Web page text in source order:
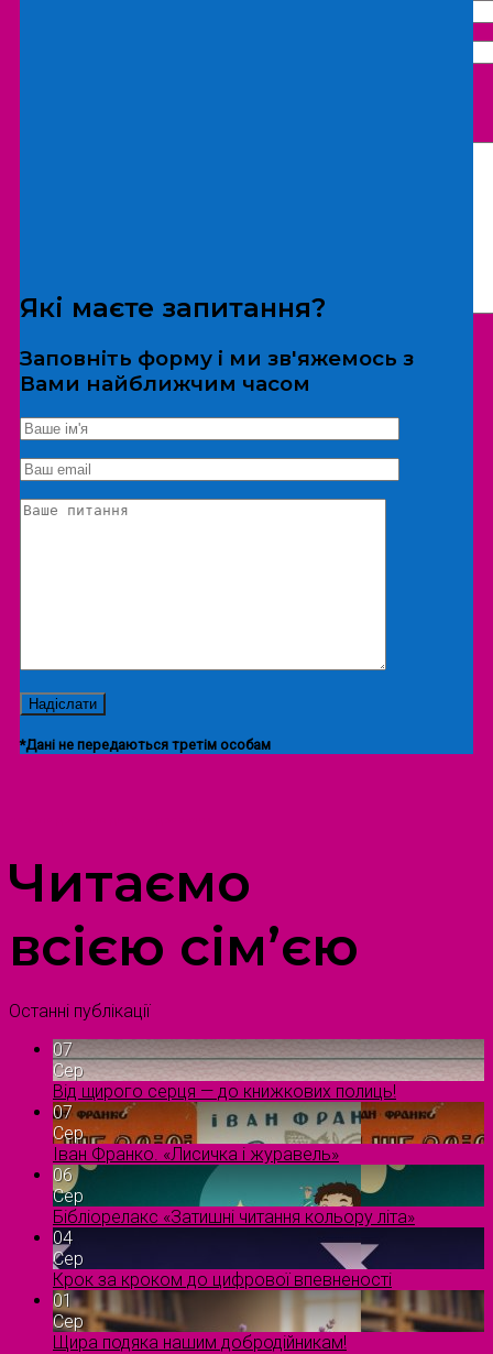
*Дані не передаються третім особам
Екскурсія/локація
Які маєте запитання?
Заповніть форму і ми зв'яжемось з
Вами найближчим часом
*Дані не передаються третім особам
Читаємо
всією сім’єю
Останні публікації
07
Сер
Від щирого серця — до книжкових полиць!
07
Сер
Іван Франко. «Лисичка і журавель»
06
Сер
Бібліорелакс «Затишні читання кольору літа»
04
Сер
Крок за кроком до цифрової впевненості
01
Сер
Щира подяка нашим добродійникам!